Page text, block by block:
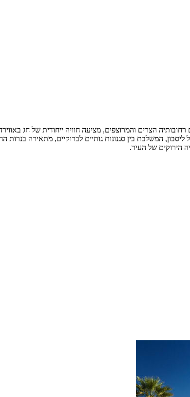
הצרים והמרוצפים, מציעה חוויה ייחודית של חג
המשלבת בין סגנונות גותיים לברוקיים, מתאירה
הירוקים של העיר.